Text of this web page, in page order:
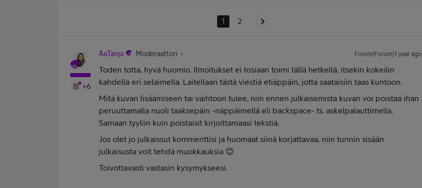
1 2
+6
AaTanja Moderaattori Forum|Forum|1 year ago
Toden totta, hyvä huomio. Ilmoitukset ei tosiaan toimi tällä hetkellä, itsekin kokeilin
kahdella eri selaimella. Laitellaan tästä viestiä etiäppäin, jotta saataisiin taas kuntoon.
Mitä kuvan lisäämiseen tai vaihtoon tulee, niin ennen julkaisemista kuvan voi poistaa ihan
peruuttamalla nuoli taaksepäin -näppäimellä eli backspace- ts. askelpalauttimella.
Samaan tyyliin kuin poistaisit kirjoittamaasi tekstiä.
Jos olet jo julkaissut kommenttisi ja huomaat siinä korjattavaa, niin tunnin sisään
julkaisusta voit tehdä muokkauksia 😊
Toivottavasti vastasin kysymykseesi.